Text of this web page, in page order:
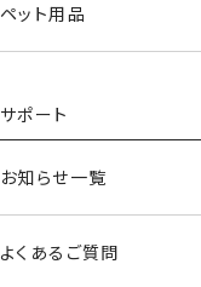
ペット用品
サポート
お知らせ一覧
よくあるご質問